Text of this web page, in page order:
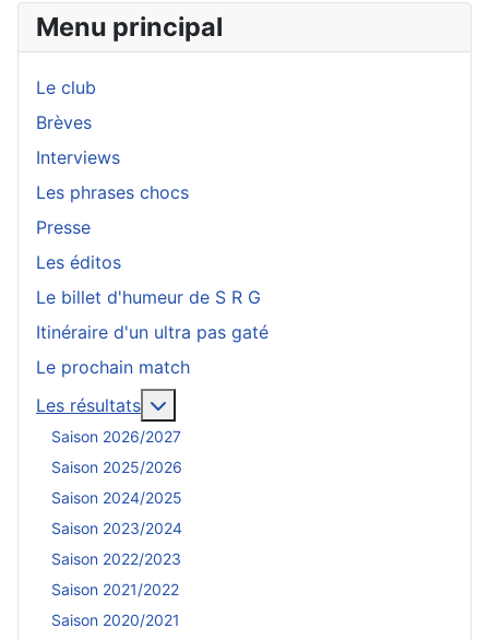
Menu principal
Le club
Brèves
Interviews
Les phrases chocs
Presse
Les éditos
Le billet d'humeur de S R G
Itinéraire d'un ultra pas gaté
Le prochain match
Les résultats
Saison 2026/2027
Saison 2025/2026
Saison 2024/2025
Saison 2023/2024
Saison 2022/2023
Saison 2021/2022
Saison 2020/2021